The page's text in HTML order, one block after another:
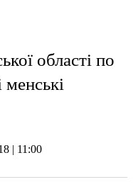
області по
| 11:00